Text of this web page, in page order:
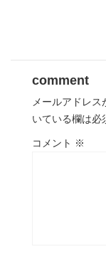
comment
メールアドレス
いている欄は必
コメント ※